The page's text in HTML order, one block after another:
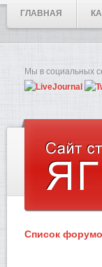
ГЛАВНАЯ
Мы в социальных
Список